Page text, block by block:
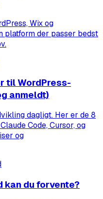
Wix og
platform der passer bedst
til WordPress-
anmeldt)
dagligt. Her er de 8
Code, Cursor, og
og
kan du forvente?